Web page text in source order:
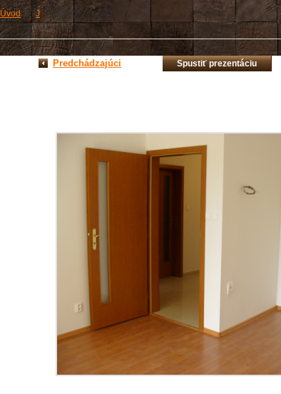
Úvod > J > 3.png
Predchádzajúci Spustiť prezentáciu